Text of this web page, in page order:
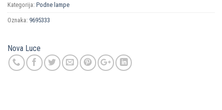
Kategorija: Podne lampe
Oznaka: 9695333
Nova Luce